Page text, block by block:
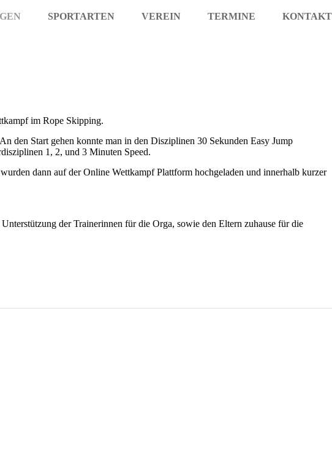
SPORTARTEN VEREIN TERMINE
KONTAKT
im Rope Skipping.
den Start gehen konnte man in den Disziplinen 30 Sekunden Easy Jump
1, 2, und 3 Minuten Speed.
dann auf der Online Wettkampf Plattform hochgeladen und innerhalb kurzer
der Trainerinnen für die Orga, sowie den Eltern zuhause für die